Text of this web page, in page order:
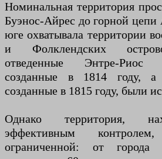
Номинальная территория
Буэнос-Айрес до горной цепи
юге охватывала территории
и Фолклендских
отведенные Энтре-Риос
созданные в 1814 году, а
созданные в 1815 году, были
Однако территория,
эффективным
ограниченной: от города